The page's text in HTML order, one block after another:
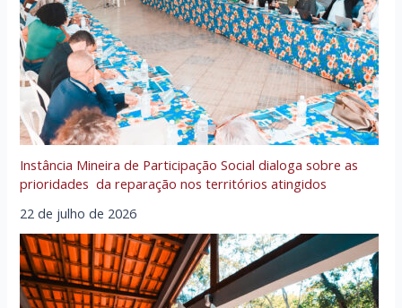
Instância Mineira de Participação Social dialoga sobre as
prioridades da reparação nos territórios atingidos
22 de julho de 2026